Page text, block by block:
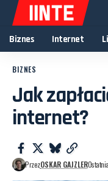
Biznes Internet
BIZNES
Jak
internet?
PrzezOSKAR GAJZLER